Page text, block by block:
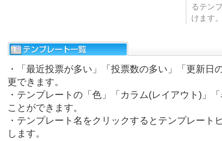
るテン
けます
・「最近投票が多い」「投票数の多い」「更新日
更できます。
・テンプレートの「色」「カラム(レイアウト)」
ことができます。
・テンプレート名をクリックするとテンプレート
します。